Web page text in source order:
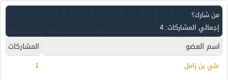
من شارك؟
إجمالي المشاركات: 4
اسم العضو المشاركات
علي بن زامل 1